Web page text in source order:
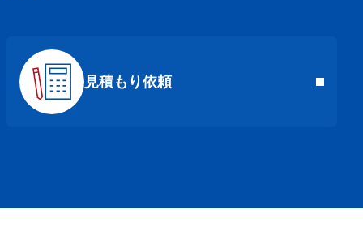
見積もり依頼